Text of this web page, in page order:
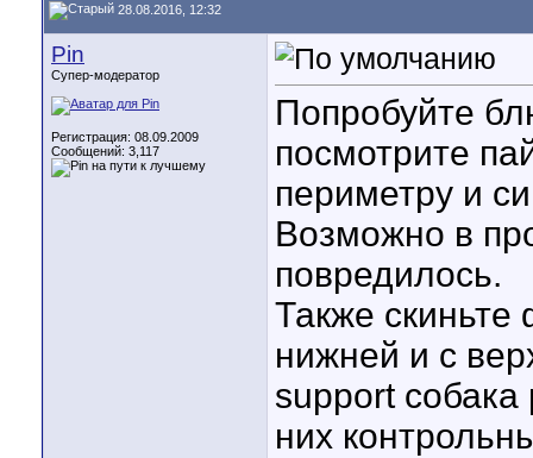
28.08.2016, 12:32
Pin
Супер-модератор
Регистрация: 08.09.2009
Сообщений: 3,117
Попробуйте
посмотрите
периметру и
Возможно в
повредилось.
Также
нижней и с
support
них